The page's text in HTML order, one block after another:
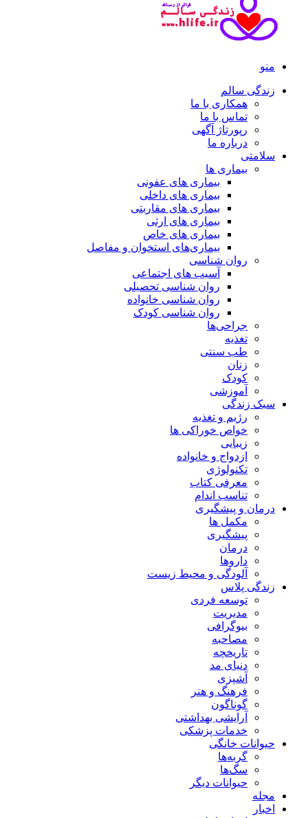
منو
زندگی سالم
همکاری با ما
تماس با ما
رپورتاژ آگهی
درباره ما
سلامتی
بیماری ها
بیماری های عفونی
بیماری های داخلی
بیماری های مقاربتی
بیماری های ارثی
بیماری های خاص
بیماری‌های استخوان و مفاصل
روان شناسی
آسیب های اجتماعی
روان شناسی تحصیلی
روان شناسی خانواده
روان شناسی کودک
جراحی‌ها
تغذیه
طب سنتی
زنان
کودک
آموزشی
سبک زندگی
رژیم و تغذیه
خواص خوراکی ها
زیبایی
ازدواج و خانواده
تکنولوژی
معرفی کتاب
تناسب اندام
درمان و پیشگیری
مکمل ها
پیشگیری
درمان
داروها
آلودگی و محیط زیست
زندگی پلاس
توسعه فردی
مدیریت
بیوگرافی
مصاحبه
تاریخچه
دنیای مد
آشپزی
فرهنگ و هنر
گوناگون
آرایشی بهداشتی
خدمات پزشکی
حیوانات خانگی
گربه‌ها
سگ‌ها
حیوانات دیگر
مجله
اخبار